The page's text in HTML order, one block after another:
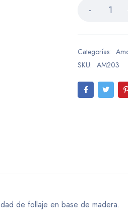
Categorías:
SKU: AM203
de follaje en base de madera.